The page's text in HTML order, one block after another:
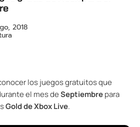
2018
los juegos gratuitos que
el mes deSeptiembrepara
Gold de Xbox Live.